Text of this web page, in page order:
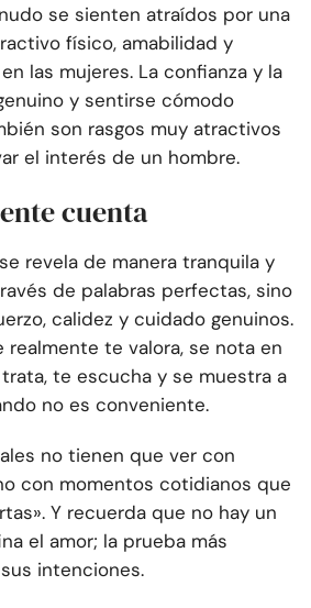
se sienten atraídos por una
físico, amabilidad y
las mujeres. La confianza y la
y sentirse cómodo
son rasgos muy atractivos
el interés de un hombre.
cuenta
revela de manera tranquila y
de palabras perfectas, sino
calidez y cuidado genuinos.
realmente te valora, se nota en
te escucha y se muestra a
no es conveniente.
no tienen que ver con
con momentos cotidianos que
Y recuerda que no hay un
el amor; la prueba más
intenciones.